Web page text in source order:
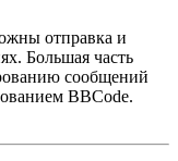
отправка и
Большая часть
сообщений
BBCode.